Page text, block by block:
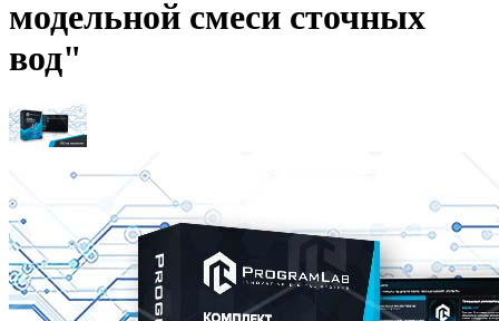
модельной смеси сточных
вод"